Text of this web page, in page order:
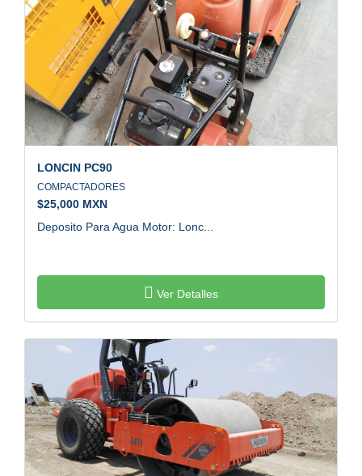
LONCIN PC90
COMPACTADORES
$25,000 MXN
Deposito Para Agua Motor: Lonc...
Ver Detalles